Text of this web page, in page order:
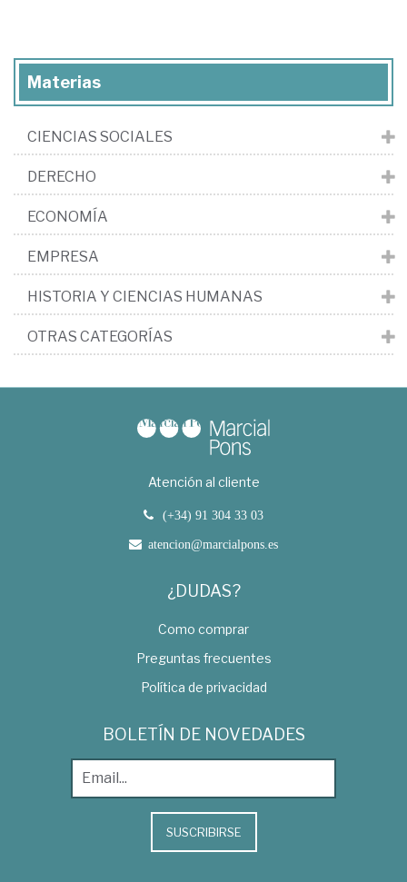
Materias
CIENCIAS SOCIALES
DERECHO
ECONOMÍA
EMPRESA
HISTORIA Y CIENCIAS HUMANAS
OTRAS CATEGORÍAS
Atención al cliente
(+34) 91 304 33 03
atencion@marcialpons.es
¿DUDAS?
Como comprar
Preguntas frecuentes
Política de privacidad
BOLETÍN DE NOVEDADES
SUSCRIBIRSE